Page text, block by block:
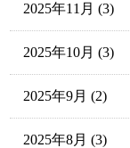
2025年11月 (3)
2025年10月 (3)
2025年9月 (2)
2025年8月 (3)